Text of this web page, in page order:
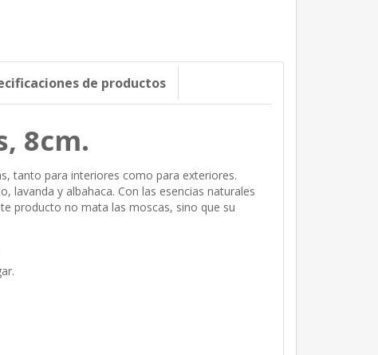
de productos
8cm.
tanto para interiores como para exteriores.
lavanda y albahaca. Con las esencias naturales
producto no mata las moscas, sino que su